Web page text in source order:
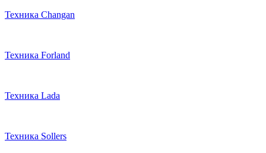
Техника Changan
Техника Forland
Техника Lada
Техника Sollers